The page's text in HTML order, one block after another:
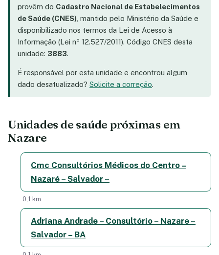
provêm do Cadastro Nacional de Estabelecimentos
de Saúde (CNES), mantido pelo Ministério da Saúde e
disponibilizado nos termos da Lei de Acesso à
Informação (Lei nº 12.527/2011). Código CNES desta
unidade: 3883.
É responsável por esta unidade e encontrou algum
dado desatualizado? Solicite a correção.
Unidades de saúde próximas em
Nazare
Cmc Consultórios Médicos do Centro –
Nazaré – Salvador –
0,1 km
Adriana Andrade – Consultório – Nazare –
Salvador – BA